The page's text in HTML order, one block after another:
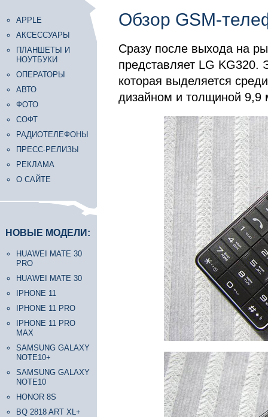
APPLE
АКСЕССУАРЫ
ПЛАНШЕТЫ И
НОУТБУКИ
ОПЕРАТОРЫ
АВТО
ФОТО
СОФТ
РАДИОТЕЛЕФОНЫ
ПРЕСС-РЕЛИЗЫ
РЕКЛАМА
О САЙТЕ
НОВЫЕ МОДЕЛИ:
HUAWEI MATE 30
PRO
HUAWEI MATE 30
IPHONE 11
IPHONE 11 PRO
IPHONE 11 PRO
MAX
SAMSUNG GALAXY
NOTE10+
SAMSUNG GALAXY
NOTE10
HONOR 8S
BQ 2818 ART XL+
Обзор GSM-
Сразу после выхода на
представляет LG KG320.
которая выделяется
дизайном и толщиной 9,9